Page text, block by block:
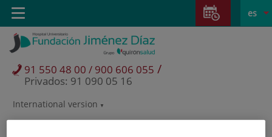
Saltar al contenido
Saltar
contenido
Selector
de
activo
es
International version
91 550 48 00 / 900 606 055 /
Privados: 91 090 05 16
Toggle
navigation